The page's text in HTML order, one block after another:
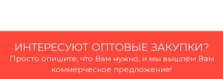
ИНТЕРЕСУЮТ ОПТОВЫЕ ЗАКУПКИ?
Просто опишите, что Вам нужно, и мы вышлем Вам
коммерческое предложение!